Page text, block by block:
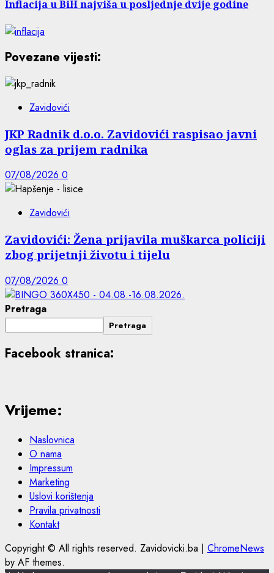
Inflacija u BiH najviša u posljednje dvije godine
Povezane vijesti:
Zavidovići
JKP Radnik d.o.o. Zavidovići raspisao javni
oglas za prijem radnika
07/08/2026 0
Zavidovići
Zavidovići: Žena prijavila muškarca policiji
zbog prijetnji životu i tijelu
07/08/2026 0
Pretraga
Pretraga
Facebook stranica:
Vrijeme:
Naslovnica
O nama
Impressum
Marketing
Uslovi korištenja
Pravila privatnosti
Kontakt
Copyright © All rights reserved. Zavidovicki.ba | ChromeNews
by AF themes.